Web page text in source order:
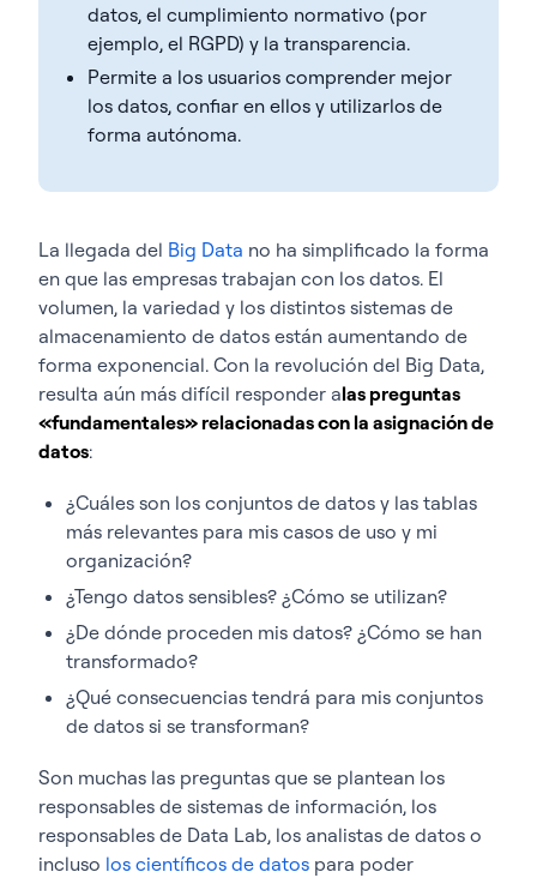
datos, el cumplimiento normativo (por
ejemplo, el RGPD) y la transparencia.
Permite a los usuarios comprender mejor
los datos, confiar en ellos y utilizarlos de
forma autónoma.
La llegada del Big Data no ha simplificado la forma
en que las empresas trabajan con los datos. El
volumen, la variedad y los distintos sistemas de
almacenamiento de datos están aumentando de
forma exponencial. Con la revolución del Big Data,
resulta aún más difícil responder alas preguntas
«fundamentales» relacionadas con la asignación de
datos:
¿Cuáles son los conjuntos de datos y las tablas
más relevantes para mis casos de uso y mi
organización?
¿Tengo datos sensibles? ¿Cómo se utilizan?
¿De dónde proceden mis datos? ¿Cómo se han
transformado?
¿Qué consecuencias tendrá para mis conjuntos
de datos si se transforman?
Son muchas las preguntas que se plantean los
responsables de sistemas de información, los
responsables de Data Lab, los analistas de datos o
incluso los científicos de datos para poder